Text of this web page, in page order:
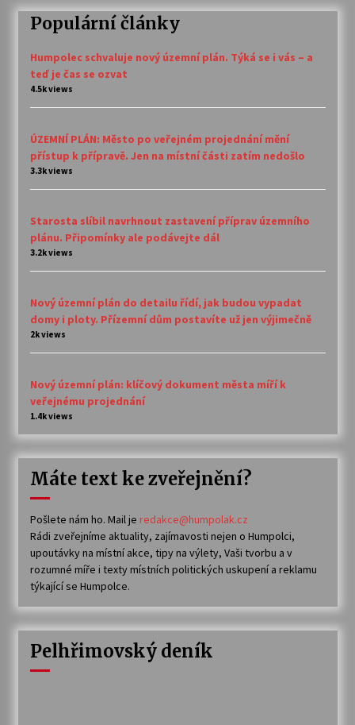
Populární články
Humpolec schvaluje nový územní plán. Týká se i vás – a
teď je čas se ozvat
4.5k views
ÚZEMNÍ PLÁN: Město po veřejném projednání mění
přístup k přípravě. Jen na místní části zatím nedošlo
3.3k views
Starosta slíbil navrhnout zastavení příprav územního
plánu. Připomínky ale podávejte dál
3.2k views
Nový územní plán do detailu řídí, jak budou vypadat
domy i ploty. Přízemní dům postavíte už jen výjimečně
2k views
Nový územní plán: klíčový dokument města míří k
veřejnému projednání
1.4k views
Máte text ke zveřejnění?
Pošlete nám ho. Mail je redakce@humpolak.cz
Rádi zveřejníme aktuality, zajímavosti nejen o Humpolci,
upoutávky na místní akce, tipy na výlety, Vaši tvorbu a v
rozumné míře i texty místních politických uskupení a reklamu
týkající se Humpolce.
Pelhřimovský deník